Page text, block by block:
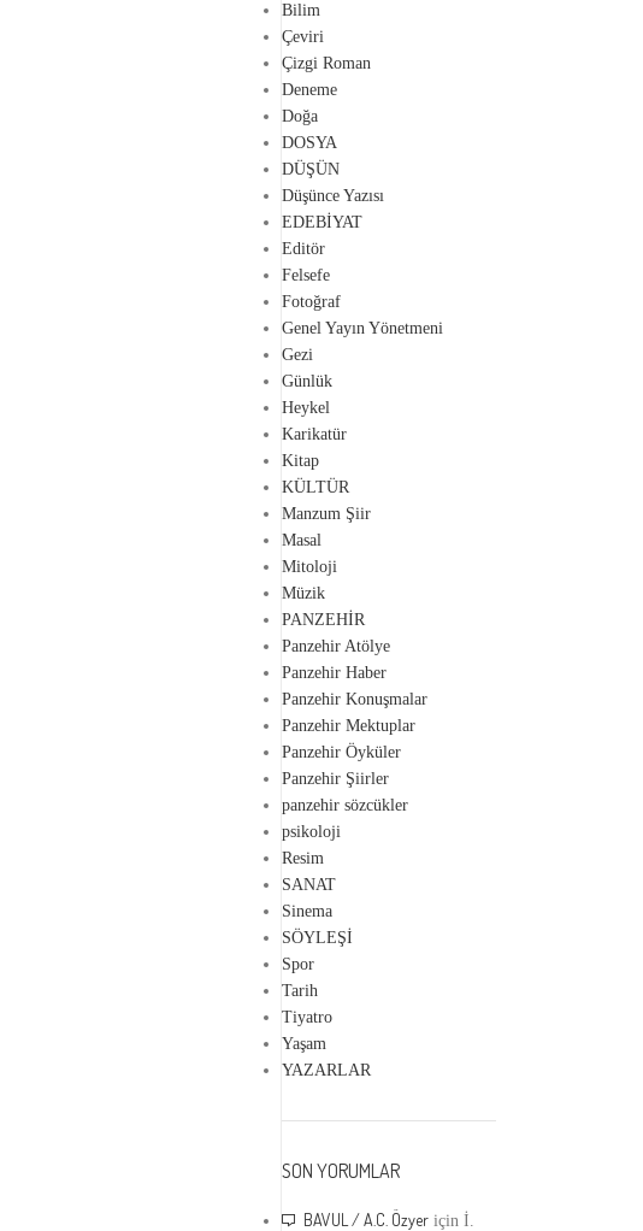
Bilim
Çeviri
Çizgi Roman
Deneme
Doğa
DOSYA
DÜŞÜN
Düşünce Yazısı
EDEBİYAT
Editör
Felsefe
Fotoğraf
Genel Yayın Yönetmeni
Gezi
Günlük
Heykel
Karikatür
Kitap
KÜLTÜR
Manzum Şiir
Masal
Mitoloji
Müzik
PANZEHİR
Panzehir Atölye
Panzehir Haber
Panzehir Konuşmalar
Panzehir Mektuplar
Panzehir Öyküler
Panzehir Şiirler
panzehir sözcükler
psikoloji
Resim
SANAT
Sinema
SÖYLEŞİ
Spor
Tarih
Tiyatro
Yaşam
YAZARLAR
SON YORUMLAR
BAVUL / A.C. Özyer içinİ.